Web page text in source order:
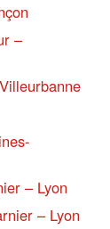
–
– Lyon
– Lyon